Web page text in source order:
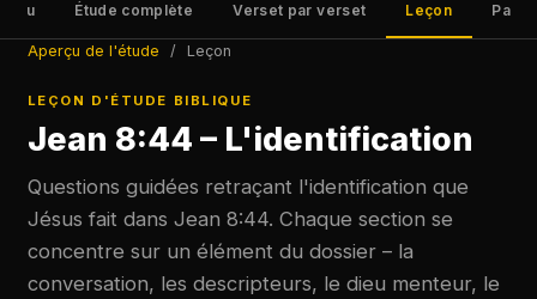
Étude complète Verset par verset Leçon
Aperçu de l'étude / Leçon
LEÇON D'ÉTUDE BIBLIQUE
Jean 8:44 – L'identification
Questions guidées retraçant l'identification que
Jésus fait dans Jean 8:44. Chaque section se
concentre sur un élément du dossier – la
conversation, les descripteurs, le dieu menteur, le